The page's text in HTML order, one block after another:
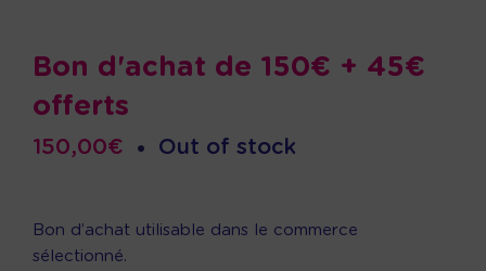
Bon d'achat de 150€ + 45€
offerts
150,00€ • Out of stock
Bon d’achat utilisable dans le commerce
sélectionné.